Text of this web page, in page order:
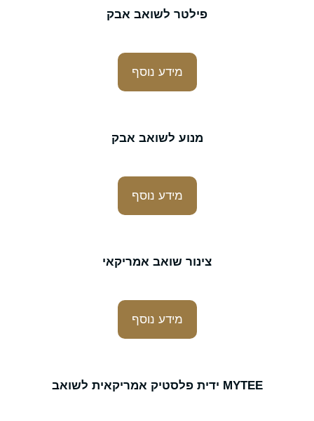
פילטר לשואב אבק
מידע נוסף
מנוע לשואב אבק
מידע נוסף
צינור שואב אמריקאי
מידע נוסף
MYTEE ידית פלסטיק אמריקאית לשואב